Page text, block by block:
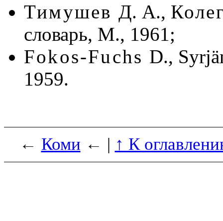
Тимушев Д. А.,
словарь, М., 1961;
Fokos-Fuchs D.,
1959.
← Коми ← | ↑ К